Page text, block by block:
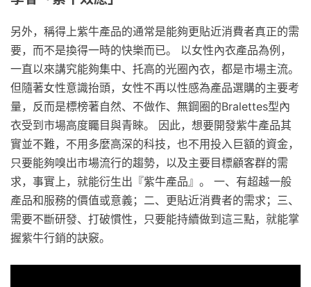
另外，稱得上紫牛產品的通常是能夠更貼近消費者真正的需
要，而不是換得一時的快樂而已。 以女性內衣產品為例，
一直以來講究能夠集中、托高的光圈內衣，都是市場主流。
但隨著女性意識抬頭，女性不再以性感為產品選購的主要考
量，反而是標榜著自然、不做作、無鋼圈的Bralettes型內
衣受到市場高度矚目與青睞。 因此，想要開發紫牛產品其
實並不難，不用多麼高深的科技，也不用投入巨額的資金，
只要能夠嗅出市場流行的趨勢，以及主要目標顧客群的需
求，事實上，就能衍生出『紫牛產品』。 一、有超越一般
產品和服務的價值或意義；二、更貼近消費者的需求；三、
需要不斷研發、打破慣性，只要能持續做到這三點，就能掌
握紫牛行銷的訣竅。